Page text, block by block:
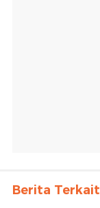
Berita Terkait